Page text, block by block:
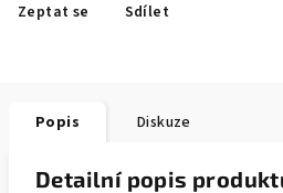
Zeptat se Sdílet
Popis Diskuze
Detailní popis